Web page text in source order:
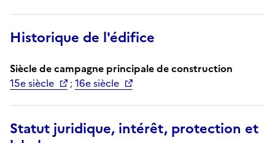
Historique de l'édifice
Siècle de campagne principale de construction
15e siècle
;16e siècle
Statut juridique, intérêt, protection et